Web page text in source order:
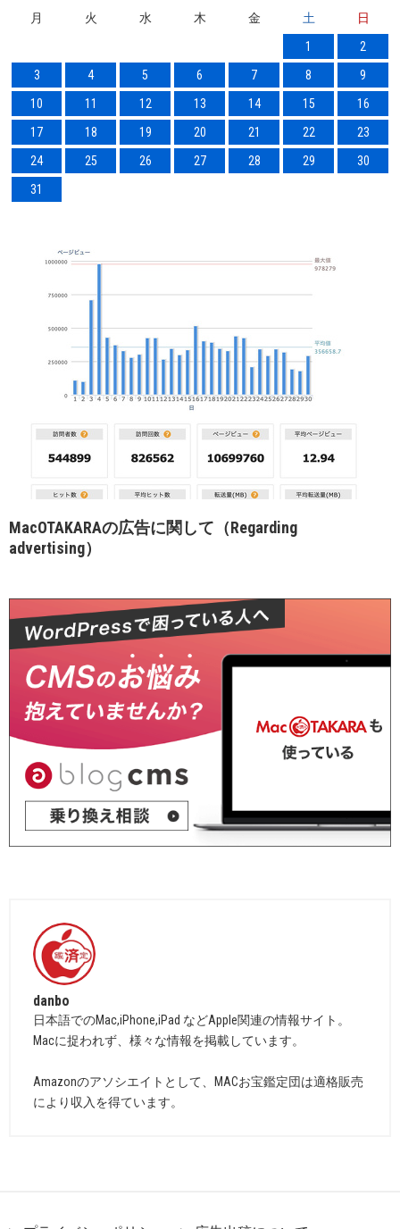
月 火 水 木 金 土
日
1
2
3
4 5 6 7 8
9
10
11 12 13 14 15
16
17
18 19 20 21 22
23
24
25 26 27 28 29
30
31
MacOTAKARAの広告に関して（Regarding
advertising）
danbo
日本語でのMac,iPhone,iPad などApple関連の情報サイト。
Macに捉われず、様々な情報を掲載しています。
Amazonのアソシエイトとして、MACお宝鑑定団は適格販売
により収入を得ています。